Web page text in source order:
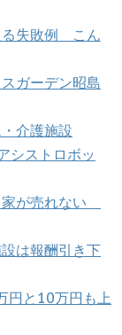
る失敗例 こん
ガーデン昭島
介護施設
シストロボッ
家が売れない
は報酬引き下
円と10万円も上